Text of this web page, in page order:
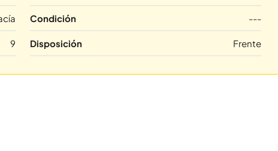
Condición ---
9 Disposición Frente